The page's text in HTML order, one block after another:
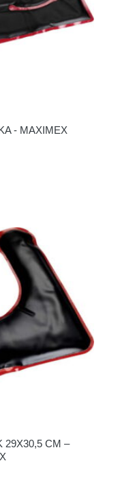
- MAXIMEX
29X30,5 CM –